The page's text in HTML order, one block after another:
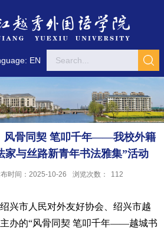
EN
风骨同契 笔叩千年——我校外籍
家与丝路新青年书法雅集”活动
时间：2025-10-26 浏览次数： 112
兴市人民对外友好协会、绍兴市越
办的“风骨同契 笔叩千年——越城书